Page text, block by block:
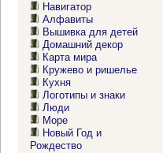
Навигатор
Алфавиты
Вышивка для детей
Домашний декор
Карта мира
Кружево и ришелье
Кухня
Логотипы и знаки
Люди
Море
Новый Год и
Рождество